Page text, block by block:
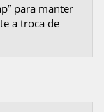
para manter
a troca de